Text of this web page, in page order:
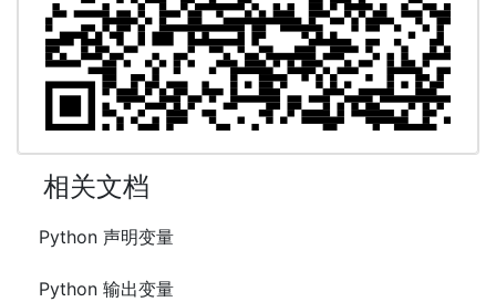
相关文档
Python 声明变量
Python 输出变量